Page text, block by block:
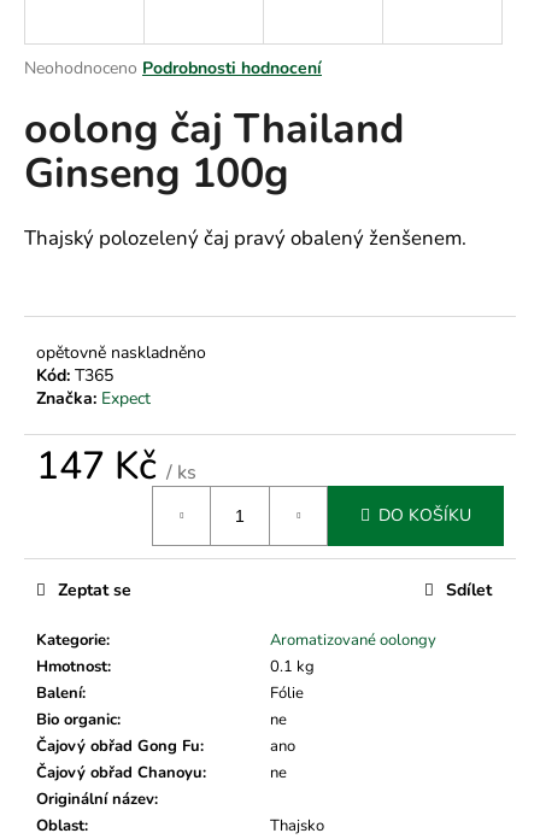
Průměrné
produktu
je
0,0
z
hvězdiček.
Neohodnoceno Podrobnosti hodnocení
oolong čaj Thailand
Ginseng 100g
Thajský polozelený čaj pravý obalený ženšenem.
opětovně naskladněno
Kód: T365
Značka: Expect
147 Kč / ks
DO KOŠÍKU
Kategorie:
Aromatizované oolongy
Hmotnost:
0.1 kg
Balení:
Fólie
Bio organic:
ne
Čajový obřad Gong Fu:
ano
Čajový obřad Chanoyu:
ne
Originální název:
Oblast: Thajsko
Zeptat se Sdílet
j
t
?
D
o
p
u
m